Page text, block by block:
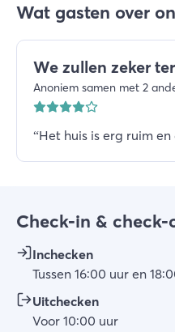
Wat gasten over
We zullen zeker
Anoniem samen met 2
“Het huis is erg ruim
Check-in &
Inchecken
Tussen 16:00 uur en
Uitchecken
Voor 10:00 uur